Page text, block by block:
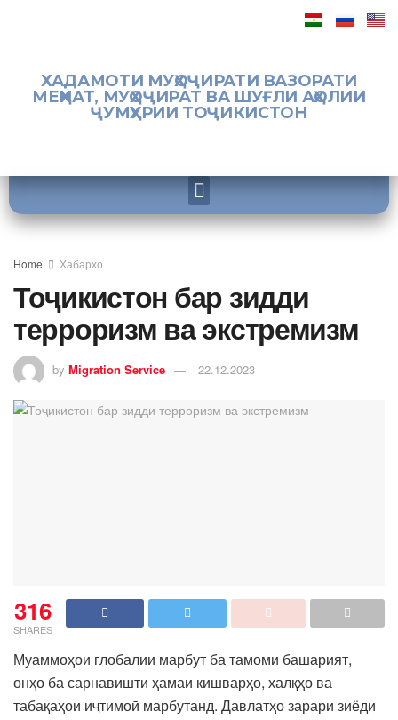
ХАДАМОТИ МУҲОҶИРАТИ ВАЗОРАТИ
МЕҲНАТ, МУҲОҶИРАТ ВА ШУҒЛИ АҲОЛИИ
ҶУМҲУРИИ ТОҶИКИСТОН
Home Хабархо
Тоҷикистон бар зидди
терроризм ва экстремизм
by Migration Service 22.12.2023
316
SHARES
Муаммоҳои глобалии марбут ба тамоми башарият,
онҳо ба сарнавишти ҳамаи кишварҳо, халқҳо ва
табақаҳои иҷтимоӣ марбутанд. Давлатҳо зарари зиёди